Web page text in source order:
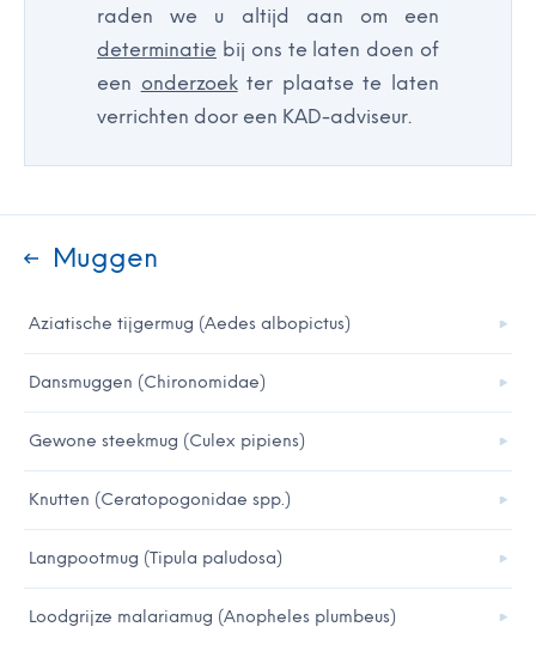
Muggen
Aziatische tijgermug (Aedes albopictus)
Dansmuggen (Chironomidae)
Gewone steekmug (Culex pipiens)
Knutten (Ceratopogonidae spp.)
Langpootmug (Tipula paludosa)
Loodgrijze malariamug (Anopheles plumbeus)
raden we u altijd aan om een
determinatie bij ons te laten doen of
een onderzoekter plaatse te laten
verrichten door een KAD-adviseur.